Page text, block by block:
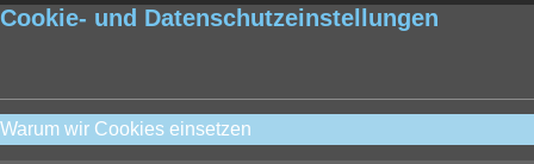
Cookie- und Datenschutzeinstellungen
Warum wir Cookies einsetzen